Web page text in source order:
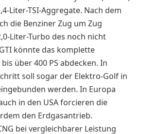
Liter-TSI-Aggregate. Nach dem
die Benziner Zug um Zug
Liter-Turbo des noch nicht
könnte das komplette
über 400 PS abdecken. In
soll sogar der Elektro-Golf in
werden. In Europa
in den USA forcieren die
den Erdgasantrieb.
bei vergleichbarer Leistung